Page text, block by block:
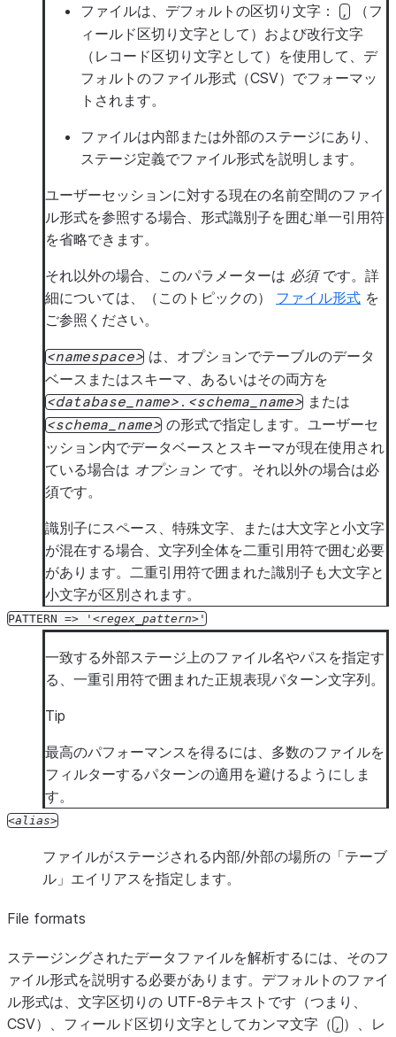
ファイルは、デフォルトの区切り文字： ,
（フ
ィールド区切り文字として）および改行文字
（レコード区切り文字として）を使用して、デ
フォルトのファイル形式（CSV）でフォーマッ
トされます。
ファイルは内部または外部のステージにあり、
ステージ定義でファイル形式を説明します。
ユーザーセッションに対する現在の名前空間のファイ
ル形式を参照する場合、形式識別子を囲む単一引用符
を省略できます。
それ以外の場合、このパラメーターは 必須です。詳
細については、（このトピックの） ファイル形式 を
ご参照ください。
namespace
は、オプションでテーブルのデータ
ベースまたはスキーマ、あるいはその両方を
database_name . schema_name または
schema_name
の形式で指定します。ユーザーセ
ッション内でデータベースとスキーマが現在使用され
ている場合は オプションです。それ以外の場合は必
須です。
識別子にスペース、特殊文字、または大文字と小文字
が混在する場合、文字列全体を二重引用符で囲む必要
があります。二重引用符で囲まれた識別子も大文字と
小文字が区別されます。
PATTERN => ' regex_pattern '
一致する外部ステージ上のファイル名やパスを指定す
る、一重引用符で囲まれた正規表現パターン文字列。
Tip
最高のパフォーマンスを得るには、多数のファイルを
フィルターするパターンの適用を避けるようにしま
す。
alias
ファイルがステージされる内部/外部の場所の「テーブ
ル」エイリアスを指定します。
File formats
ステージングされたデータファイルを解析するには、そのフ
ァイル形式を説明する必要があります。デフォルトのファイ
ル形式は、文字区切りの UTF-8テキストです（つまり、
CSV）、フィールド区切り文字としてカンマ文字（,）、レ